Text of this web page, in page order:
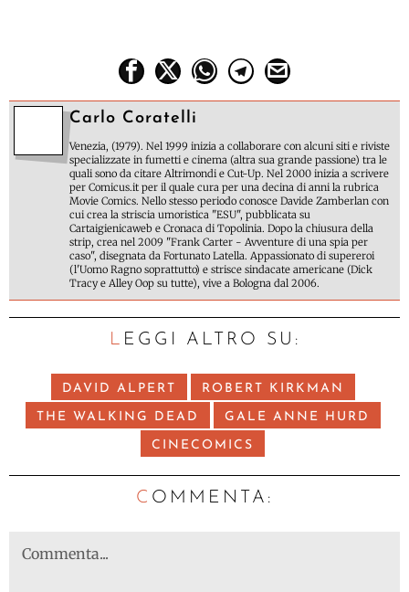
Carlo Coratelli
Venezia, (1979). Nel 1999 inizia a collaborare con alcuni siti e riviste
specializzate in fumetti e cinema (altra sua grande passione) tra le
quali sono da citare Altrimondi e Cut-Up. Nel 2000 inizia a scrivere
per Comicus.it per il quale cura per una decina di anni la rubrica
Movie Comics. Nello stesso periodo conosce Davide Zamberlan con
cui crea la striscia umoristica "ESU", pubblicata su
Cartaigienicaweb e Cronaca di Topolinia. Dopo la chiusura della
strip, crea nel 2009 "Frank Carter - Avventure di una spia per
caso", disegnata da Fortunato Latella. Appassionato di supereroi
(l'Uomo Ragno soprattutto) e strisce sindacate americane (Dick
Tracy e Alley Oop su tutte), vive a Bologna dal 2006.
LEGGI ALTRO SU:
DAVID ALPERT ROBERT KIRKMAN
THE WALKING DEAD GALE ANNE HURD
CINECOMICS
C OMMENTA: